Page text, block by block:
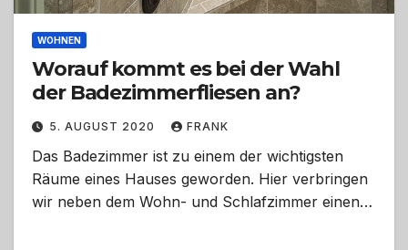
WOHNEN
Worauf kommt es bei der Wahl
der Badezimmerfliesen an?
5. AUGUST 2020 FRANK
Das Badezimmer ist zu einem der wichtigsten
Räume eines Hauses geworden. Hier verbringen
wir neben dem Wohn- und Schlafzimmer einen…